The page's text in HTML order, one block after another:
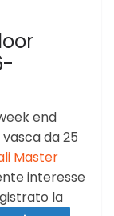
end
da 25
Master
interesse
la